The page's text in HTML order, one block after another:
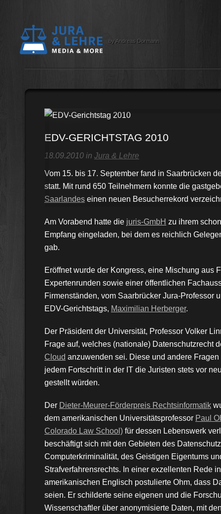
by Andreas Dormann
EDV-GERICHTSTAG 2010
18.09.2010 in Jura & Lehre
Vom 15. bis 17. September fand in Saarbrücken
statt. Mit rund 650 Teilnehmern konnte die
Saarlandes einen neuen Besucherrekord
Am Vorabend hatte die juris-GmbH zu ihrem
Empfang eingeladen, bei dem es reichlich
gab.
Eröffnet wurde der Kongress, eine Mischung aus
Expertenrunden sowie einer öffentlichen
Firmenständen, vom Saarbrücker Jura-Professor
EDV-Gerichtstags, Maximilian Herberger.
Der Präsident der Universität, Professor Volker
Frage auf, welches (nationale) Datenschutzrecht
Cloud anzuwenden sei. Diese und andere
jedem Fortschritt in der IT die Juristen stets vor
gestellt würden.
Der Dieter-Meurer-Förderpreis Rechtsinformatik
dem amerikanischen Universitätsprofessor Paul
Colorado Law School) für dessen Lebenswerk
beschäftigt sich mit den Gebieten des
Computerkriminalität, des Geistigen Eigentums
Strafverfahrensrechts. In einer exzellenten Rede
amerikanischen Englisch postulierte Ohm, dass
seien. Er schilderte seine eigenen und die
Wissenschaftler über anonymisierte Daten, mit